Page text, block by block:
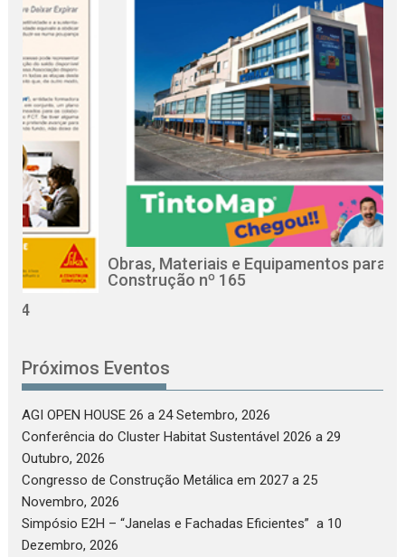
Obras, Materiais e Equipamentos para a
Construção nº 165
Próximos Eventos
AGI OPEN HOUSE 26 a 24 Setembro, 2026
Conferência do Cluster Habitat Sustentável 2026 a 29
Outubro, 2026
Congresso de Construção Metálica em 2027 a 25
Novembro, 2026
Simpósio E2H – “Janelas e Fachadas Eficientes” a 10
Dezembro, 2026